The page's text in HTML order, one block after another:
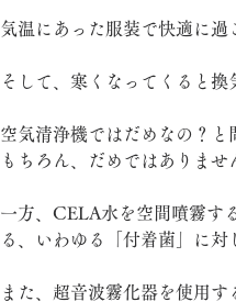
気温にあった服装で快適に過
そして、寒くなってくると
空気清浄機ではだめなの？と
もちろん、だめではありませ
一方、CELA水を空間噴霧す
る、いわゆる「付着菌」に対
また、超音波霧化器を使用